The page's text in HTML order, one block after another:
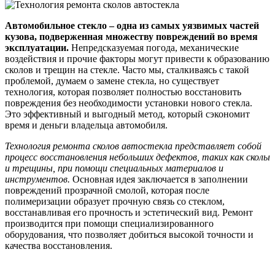
Автомобильное стекло – одна из самых уязвимых частей
кузова, подверженная множеству повреждений во время
эксплуатации. Непредсказуемая погода, механические
воздействия и прочие факторы могут привести к образованию
сколов и трещин на стекле. Часто мы, сталкиваясь с такой
проблемой, думаем о замене стекла, но существует
технология, которая позволяет полностью восстановить
повреждения без необходимости установки нового стекла.
Это эффективный и выгодный метод, который сэкономит
время и деньги владельца автомобиля.
Технология ремонта сколов автостекла представляет собой
процесс восстановления небольших дефектов, таких как сколы
и трещины, при помощи специальных материалов и
инструментов. Основная идея заключается в заполнении
повреждений прозрачной смолой, которая после
полимеризации образует прочную связь со стеклом,
восстанавливая его прочность и эстетический вид. Ремонт
производится при помощи специализированного
оборудования, что позволяет добиться высокой точности и
качества восстановления.